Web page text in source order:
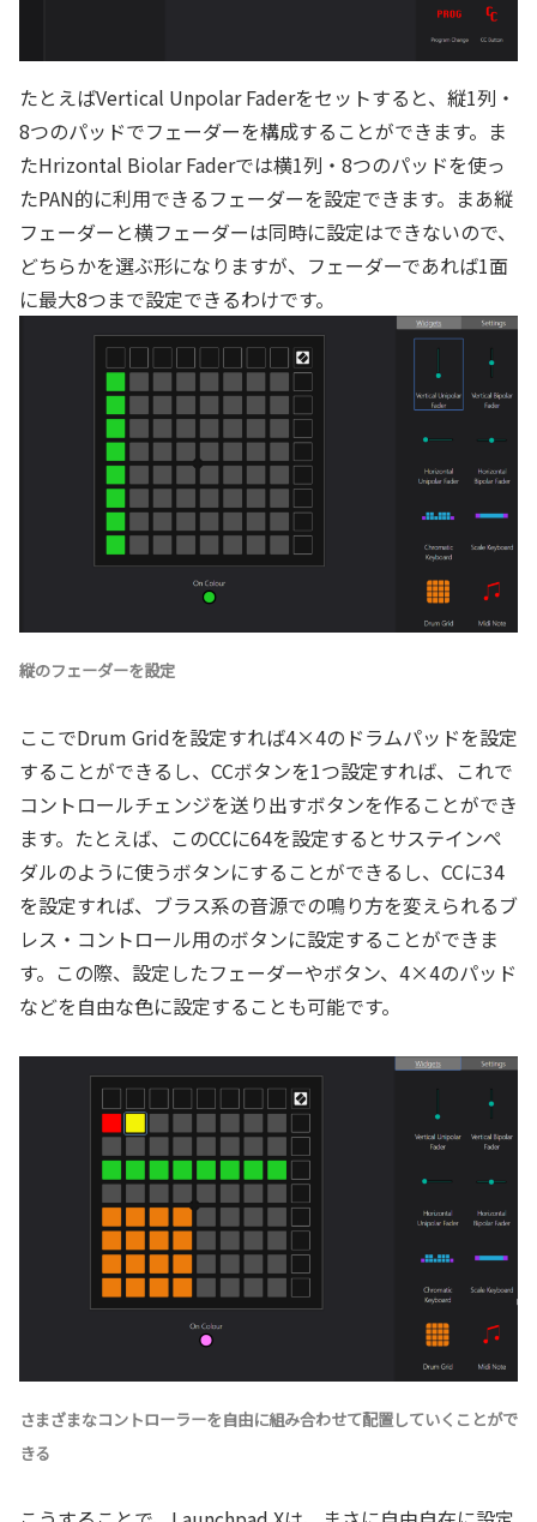
たとえばVertical Unpolar Faderをセットすると、縦1列・
8つのパッドでフェーダーを構成することができます。ま
たHrizontal Biolar Faderでは横1列・8つのパッドを使っ
たPAN的に利用できるフェーダーを設定できます。まあ縦
フェーダーと横フェーダーは同時に設定はできないので、
どちらかを選ぶ形になりますが、フェーダーであれば1面
に最大8つまで設定できるわけです。
縦のフェーダーを設定
ここでDrum Gridを設定すれば4×4のドラムパッドを設定
することができるし、CCボタンを1つ設定すれば、これで
コントロールチェンジを送り出すボタンを作ることができ
ます。たとえば、このCCに64を設定するとサステインペ
ダルのように使うボタンにすることができるし、CCに34
を設定すれば、ブラス系の音源での鳴り方を変えられるブ
レス・コントロール用のボタンに設定することができま
す。この際、設定したフェーダーやボタン、4×4のパッド
などを自由な色に設定することも可能です。
さまざまなコントローラーを自由に組み合わせて配置していくことがで
きる